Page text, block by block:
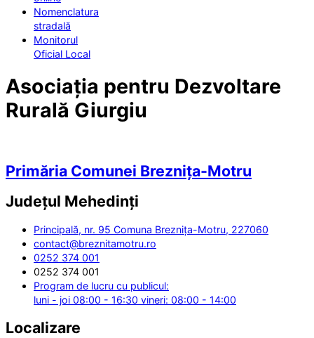
Nomenclatura
stradală
Monitorul
Oficial Local
Asociația pentru Dezvoltare
Rurală Giurgiu
Primăria Comunei Breznița-Motru
Județul Mehedinți
Principală, nr. 95 Comuna Breznița-Motru, 227060
contact@breznitamotru.ro
0252 374 001
0252 374 001
Program de lucru cu publicul:
luni - joi 08:00 - 16:30 vineri: 08:00 - 14:00
Localizare